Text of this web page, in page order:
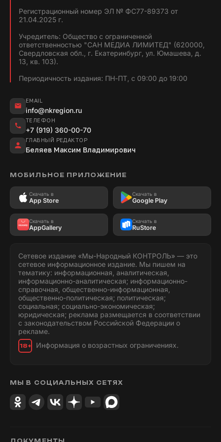
Регистрационный номер ЭЛ № ФС77-89373 от
21.04.2025 г.
Учредитель: Общество с ограниченной
ответственностью "САН МЕДИА ЛИМИТЕД" (620000,
Свердловская обл., г. Екатеринбург, ул. Юмашева, д.
13, кв. 103).
Периодичность издания: ПН-ПТ, с 09:00 до 19:00
EMAIL
info@nkregion.ru
ТЕЛЕФОН
+7 (919) 360-00-70
ГЛАВНЫЙ РЕДАКТОР
Беляев Максим Владимирович
МОБИЛЬНОЕ ПРИЛОЖЕНИЕ
Скачать в
App Store
Скачать в
Google Play
Скачать в
AppGallery
Скачать в
RuStore
Сетевое издание «Мы-Народный КОНТРОЛЬ» — это
сетевое информационное издание. Мы пишем на
тематику: информационная, аналитическая,
информационно-аналитическая; информационно-
справочная, общественно-информационная,
общественно-политическая; политическая;
социальная; социально-экономическая;
юридическая; реклама размещается в соответствии
с законодательством Российской Федерации о
рекламе.
18+ Информация о возрастных ограничениях.
МЫ В СОЦИАЛЬНЫХ СЕТЯХ